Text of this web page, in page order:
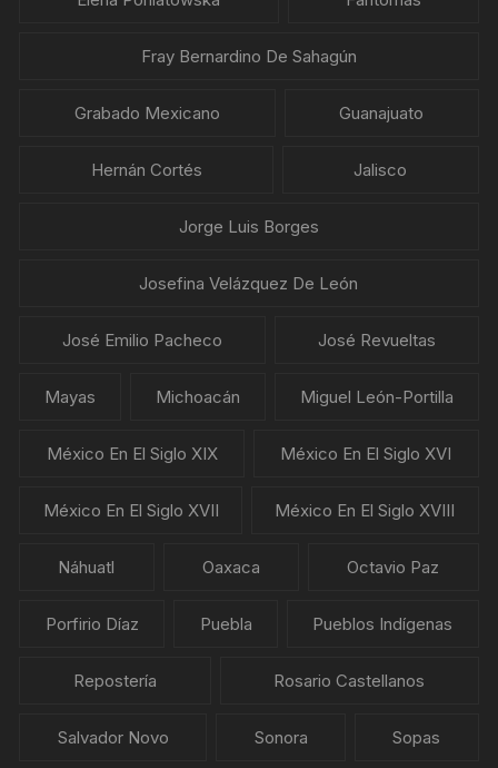
Fray Bernardino De Sahagún
Grabado Mexicano Guanajuato
Hernán Cortés Jalisco
Jorge Luis Borges
Josefina Velázquez De León
José Emilio Pacheco José Revueltas
Mayas Michoacán Miguel León-Portilla
México En El Siglo XIX México En El Siglo XVI
México En El Siglo XVII México En El Siglo XVIII
Náhuatl Oaxaca Octavio Paz
Porfirio Díaz Puebla Pueblos Indígenas
Repostería Rosario Castellanos
Salvador Novo Sonora Sopas